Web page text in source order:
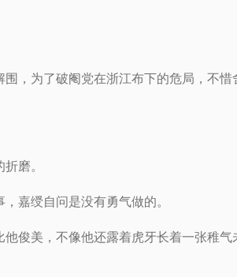
，为了破阉党在浙江布下的危局，不惜
磨。
嘉绶自问是没有勇气做的。
俊美，不像他还露着虎牙长着一张稚气